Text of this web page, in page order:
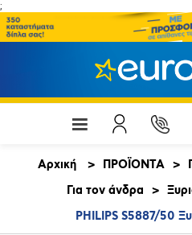
;
Αρχική > ΠΡΟΪΟΝΤΑ >
Για τον άνδρα
>
PHILIPS S5887/50